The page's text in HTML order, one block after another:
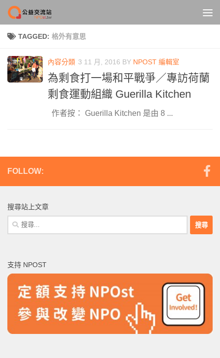
Skip to content
TAGGED: 格外有意思
內容分類 3 11 月, 2016 BY NPOST 編輯室
為剩食打一場和平戰爭／專訪荷蘭
剩食運動組織 Guerilla Kitchen
作者按： Guerilla Kitchen 是由 8 ...
FOLLOW:
搜尋站上文章
搜
尋
字:
支持 NPOST